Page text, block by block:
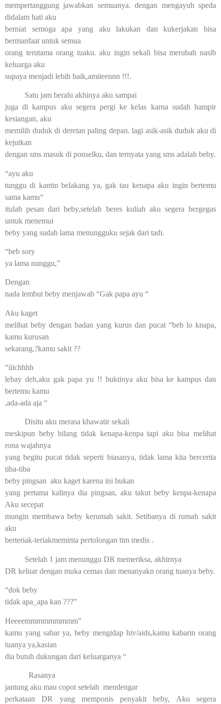
mempertanggung jawabkan semuanya. dengan mengayuh speda
didalam hati aku
berniat semoga apa yang aku lakukan dan kukerjakan bisa
bermanfaat untuk semua
orang terutama orang tuaku. aku ingin sekali bisa merubah nasib
keluarga aku
supaya menjadi lebih baik,amiieennn !!!.
Satu jam beralu akhinya aku sampai
juga di kampus aku segera pergi ke kelas karna sudah hampir
kesiangan, aku
memilih duduk di deretan paling depan. lagi asik-asik duduk aku di
kejutkan
dengan sms masuk di ponselku, dan ternyata yang sms adalah beby.
“ayu aku
tunggu di kantin belakang ya, gak tau kenapa aku ingin bertemu
sama kamu“
itulah pesan dari beby,setelah beres kuliah aku segera bergegas
untuk menemui
beby yang sudah lama menungguku sejak dari tadi.
“beb sory
ya lama nunggu,”
Dengan
nada lembut beby menjawab “Gak papa ayu “
Aku kaget
melihat beby dengan badan yang kurus dan pucat “beb lo knapa,
kamu kurusan
sekarang,?kamu sakit ??
“iiichhhh
lebay deh,aku gak papa yu !! buktinya aku bisa ke kampus dan
bertemu kamu
,ada-ada aja “
Disitu aku merasa khawatir sekali
meskipun beby bilang tidak kenapa-kenpa tapi aku bisa melihat
rona wajahnya
yang begitu pucat tidak seperti biasanya, tidak lama kita bercerita
tiba-tiba
beby pingsan aku kaget karena ini bukan
yang pertama kalinya dia pingsan, aku takut beby kenpa-kenapa
Aku secepat
mungin membawa beby kerumah sakit. Setibanya di rumah sakit
aku
berteriak-teriakmeminta pertolongan tim medis .
Setelah 1 jam menunggu DR memeriksa, akhirnya
DR keluar dengan muka cemas dan menanyakn orang tuanya beby.
“dok beby
tidak apa_apa kan ???”
Heeeemmmmmmmmm”
kamu yang sabar ya, beby mengidap hiv/aids,kamu kabarin orang
tuanya ya,kasian
dia butuh dukungan dari keluarganya “
Rasanya
jantung aku mau copot setelah mendengar
perkataan DR yang memponis penyakit beby, Aku segera